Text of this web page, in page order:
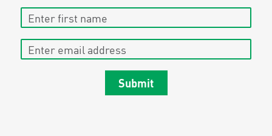
Enter first name
Enter email address
Submit